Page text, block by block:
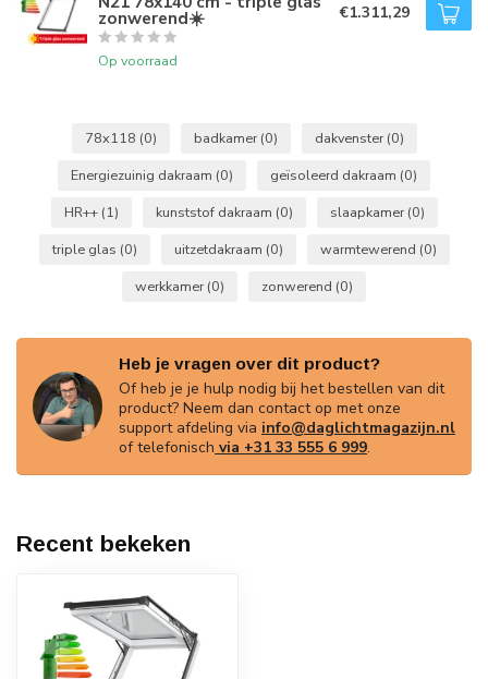
zonwerend☀️
Op voorraad
€1.311,29
78x118 (0) badkamer (0) dakvenster (0)
Energiezuinig dakraam (0) geïsoleerd dakraam (0)
HR++ (1) kunststof dakraam (0) slaapkamer (0)
triple glas (0) uitzetdakraam (0) warmtewerend (0)
werkkamer (0) zonwerend (0)
Heb je vragen over dit product?
Of heb je je hulp nodig bij het bestellen van dit
product? Neem dan contact op met onze
support afdeling via info@daglichtmagazijn.nl
of telefonisch via +31 33 555 6 999.
Recent bekeken